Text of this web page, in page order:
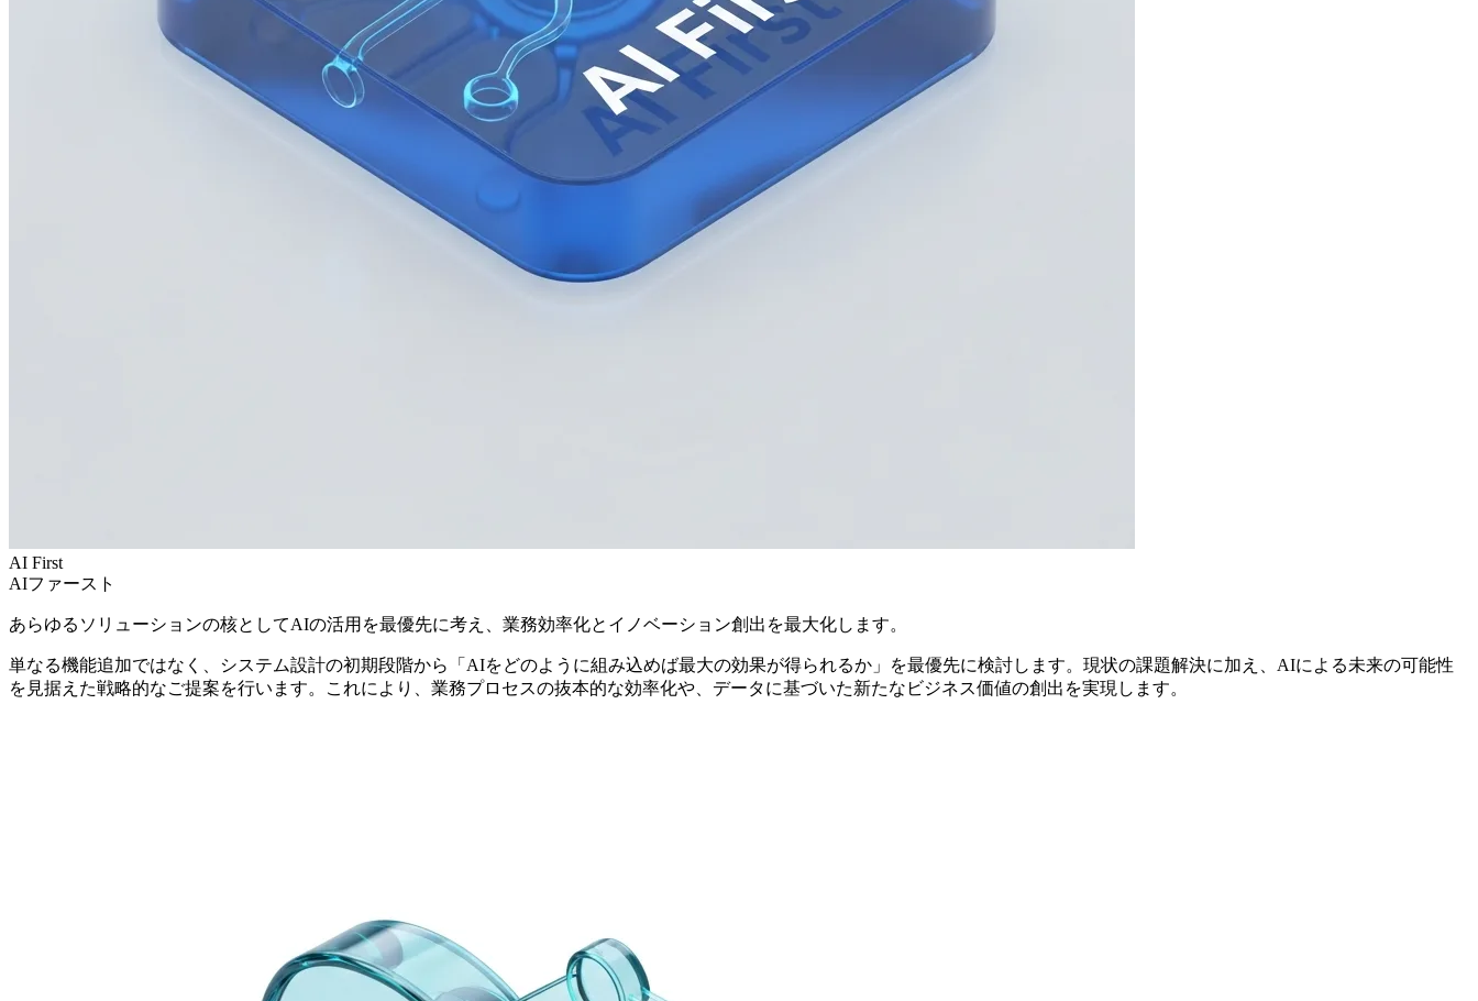
AI First
AIファースト
あらゆるソリューションの核としてAIの活用を最優先に考え、業務効率化とイノベーション創出を最大化します。
単なる機能追加ではなく、システム設計の初期段階から「AIをどのように組み込めば最大の効果が得られるか」を最優先に検討します。現状の課題解決に加え、AIによる未来の可能性
を見据えた戦略的なご提案を行います。これにより、業務プロセスの抜本的な効率化や、データに基づいた新たなビジネス価値の創出を実現します。